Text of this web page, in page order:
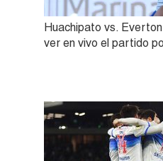
Huachipato vs.
ver en vivo el partido